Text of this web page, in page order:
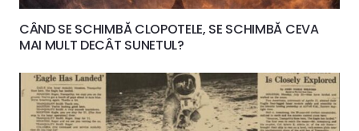
CÂND SE SCHIMBĂ CLOPOTELE, SE SCHIMBĂ CEVA
MAI MULT DECÂT SUNETUL?